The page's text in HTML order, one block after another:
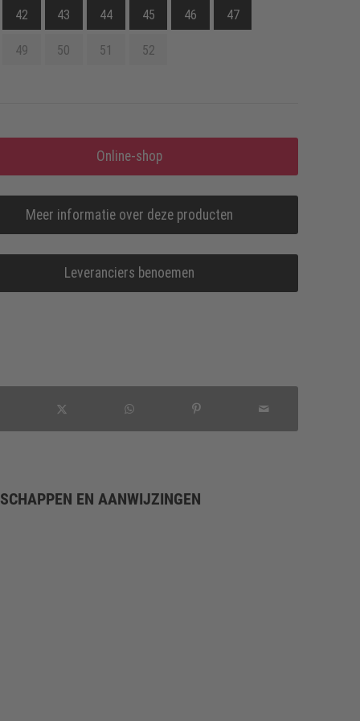
42 43 44 45 46 47
49 50 51 52
Online-shop
Meer informatie over deze producten
Leveranciers benoemen
EN AANWIJZINGEN